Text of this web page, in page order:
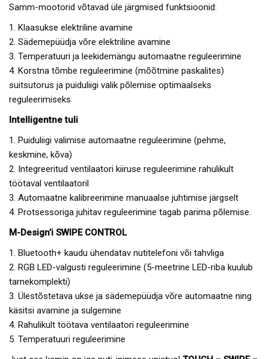
Samm-mootorid võtavad üle järgmised funktsioonid:
1. Klaasukse elektriline avamine
2. Sädemepüüdja võre elektriline avamine
3. Temperatuuri ja leekidemängu automaatne reguleerimine
4. Korstna tõmbe reguleerimine (mõõtmine paskalites)
suitsutorus ja puiduliigi valik põlemise optimaalseks
reguleerimiseks
Intelligentne tuli
1. Puiduliigi valimise automaatne reguleerimine (pehme,
keskmine, kõva)
2. Integreeritud ventilaatori kiiruse reguleerimine rahulikult
töötaval ventilaatoril
3. Automaatne kalibreerimine manuaalse juhtimise järgselt
4. Protsessoriga juhitav reguleerimine tagab parima põlemise.
M-Design’i SWIPE CONTROL
1. Bluetooth+ kaudu ühendatav nutitelefoni või tahvliga
2. RGB LED-valgusti reguleerimine (5-meetrine LED-riba kuulub
tarnekomplekti)
3. Ülestõstetava ukse ja sädemepüüdja võre automaatne ning
käsitsi avamine ja sulgemine
4. Rahulikult töötava ventilaatori reguleerimine
5. Temperatuuri reguleerimine